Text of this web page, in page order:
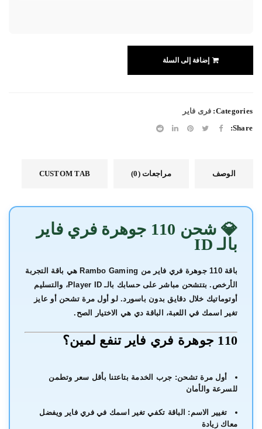
إضافة إلى السلة
Categories: فرى فاير
Share:
الوصف مراجعات (0) CUSTOM TAB
💎 شحن 110 جوهرة فري فاير
بالـ ID
باقة110 جوهرة فري فاير من Rambo Gamingهي باقة التجربة
الأرخص. بتتشحن مباشر على حسابك بالـ Player ID، والتسليم
أوتوماتيك خلال دقايق بدون باسورد. لو أول مرة تشحن أو عايز
تغير اسمك في اللعبة، الباقة دي هي الاختيار الصح.
110 جوهرة فري فاير تنفع لمين؟
أول مرة تشحن: جرب الخدمة بتاعتنا بأقل سعر وتطمن
للسرعة والأمان
تغيير الاسم: الباقة تكفي تغير اسمك في فري فاير ويفضل
معاك زيادة